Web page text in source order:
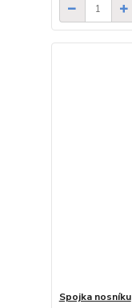
Spojka nosníku